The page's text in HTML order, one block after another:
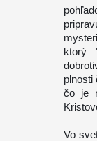
ktorý
plnosti
čo je
Vo